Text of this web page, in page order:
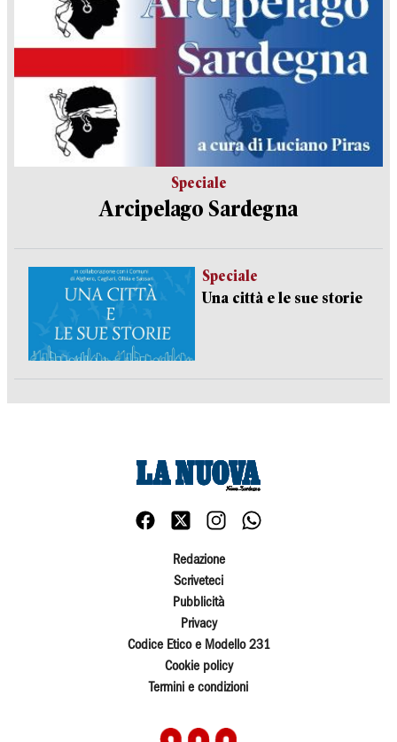
Speciale
Arcipelago Sardegna
Speciale
Una città e le sue storie
Redazione
Scriveteci
Pubblicità
Privacy
Codice Etico e Modello 231
Cookie policy
Termini e condizioni